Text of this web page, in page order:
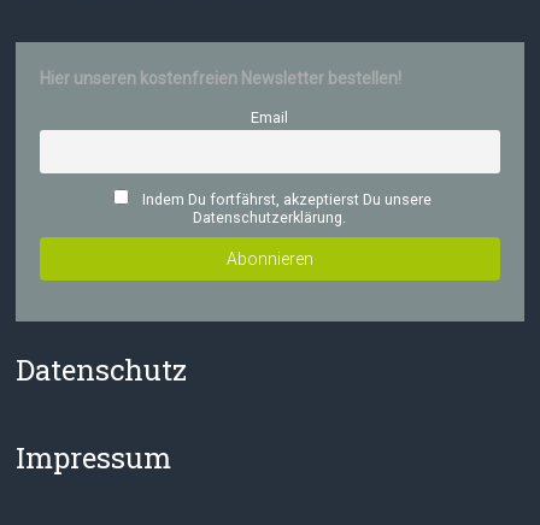
Hier unseren kostenfreien Newsletter bestellen!
Email
Indem Du fortfährst, akzeptierst Du unsere
Datenschutzerklärung.
Datenschutz
Impressum